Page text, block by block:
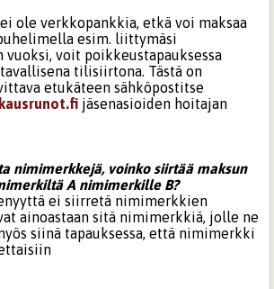
ole verkkopankkia, etkä voi maksaa
esim. liittymäsi
voit poikkeustapauksessa
tilisiirtona. Tästä on
etukäteen sähköpostitse
jäsenasioiden hoitajan
nimimerkkejä, voinko siirtää maksun
A nimimerkille B?
ei siirretä nimimerkkien
ainoastaan sitä nimimerkkiä, jolle ne
siinä tapauksessa, että nimimerkki